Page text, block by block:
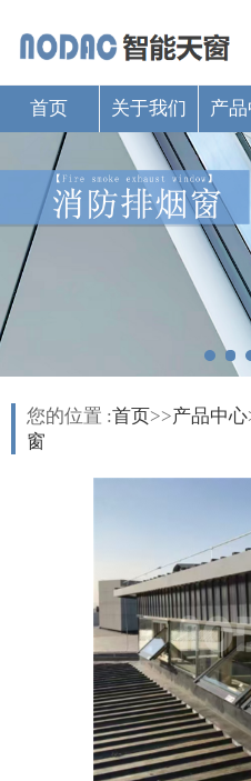
首页 关于我们 产
您的位置 :首页>>产品中心
窗